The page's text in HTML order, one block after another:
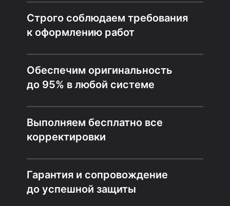
Строго соблюдаем требования
к оформлению работ
Обеспечим оригинальность
до 95% в любой системе
Выполняем бесплатно все
корректировки
Гарантия и сопровождение
до успешной защиты